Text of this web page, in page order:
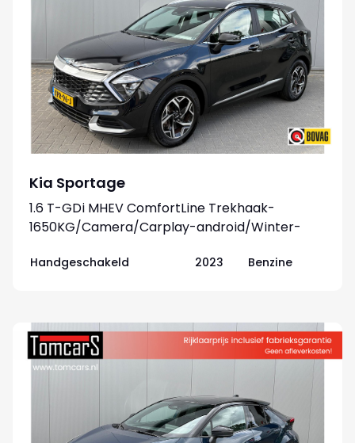
Kia Sportage
1.6 T-GDi MHEV ComfortLine Trekhaak-
1650KG/Camera/Carplay-android/Winter-
Handgeschakeld 2023 Benzine